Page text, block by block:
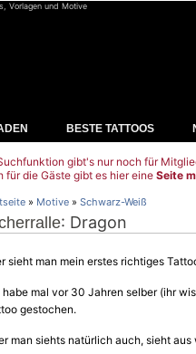
Vorlagen und Motive
BESTE TATTOOS
gibt's nur noch für
für die Gäste gibt es hier eine Seite
» Motive » Schwarz-Weiß
: Dragon
sieht man mein erstes richtiges
habe mal vor 30 Jahren selber (ihr
gestochen.
man siehts natürlich auch, sieht